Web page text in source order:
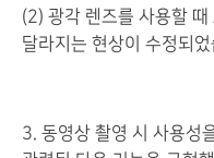
(2) 광각 렌즈를 사용할
달라지는 현상이 수정되
3. 동영상 촬영 시 사용성